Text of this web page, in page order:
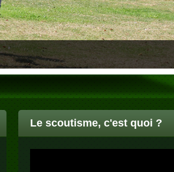
Le scoutisme, c'est quoi ?